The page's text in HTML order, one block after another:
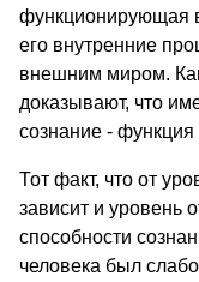
функционирующая
его внутренние
внешним миром.
доказывают, что
сознание - функция
Тот факт, что от
зависит и уровень
способности
человека был